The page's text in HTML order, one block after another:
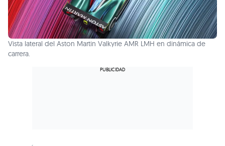
Vista lateral del Aston Martin Valkyrie AMR LMH en dinámica de
carrera.